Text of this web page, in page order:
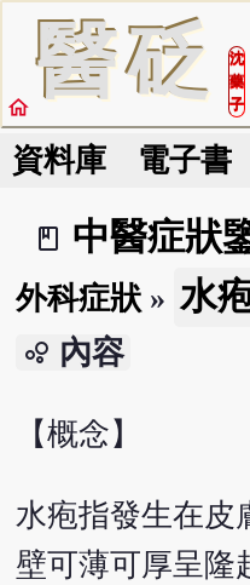
醫砭
沈
藥
子
home
資料庫 電子書
book_2
中醫症狀
外科症狀» 水
bubble_chart 內容
【概念】
水疱指發生在皮
壁可薄可厚呈隆